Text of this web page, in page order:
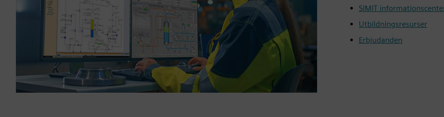
SIMIT
Utbildningsresurser
Erbjudanden